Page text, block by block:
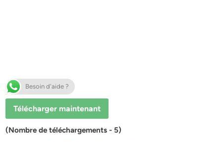
Besoin d'aide ?
Télécharger maintenant
(Nombre de téléchargements - 5)